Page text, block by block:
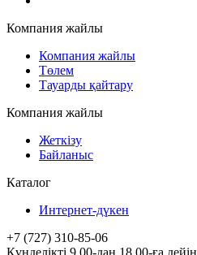
Компания жайлы
Компания жайлы
Төлем
Тауарды қайтару
Компания жайлы
Жеткізу
Байланыс
Каталог
Интернет-дүкен
+7 (727) 310-85-06
Күнделікті 9.00-дан 18.00-ға дейін